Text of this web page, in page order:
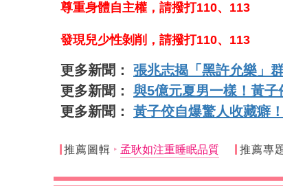
尊重身體自主權，請撥打110、113
發現兒少性剝削，請撥打110、113
更多新聞： 張兆志揭「黑許允樂」
更多新聞： 與5億元夏男一樣！黃
更多新聞： 黃子佼自爆驚人收藏癖
推薦圖輯 孟耿如注重睡眠品質 推薦專